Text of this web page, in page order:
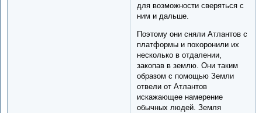
для возможности сверяться с
ним и дальше.
Поэтому они сняли Атлантов с
платформы и похоронили их
несколько в отдалении,
закопав в землю. Они таким
образом с помощью Земли
отвели от Атлантов
искажающее намерение
обычных людей. Земля